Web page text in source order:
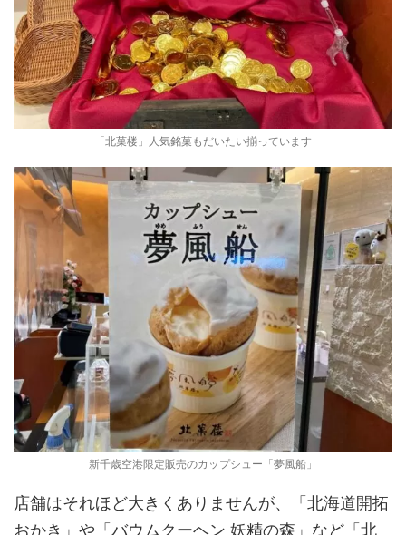
「北菓楼」人気銘菓もだいたい揃っています
新千歳空港限定販売のカップシュー「夢風船」
店舗はそれほど大きくありませんが、「北海道開拓
おかき」や「バウムクーヘン 妖精の森」など「北